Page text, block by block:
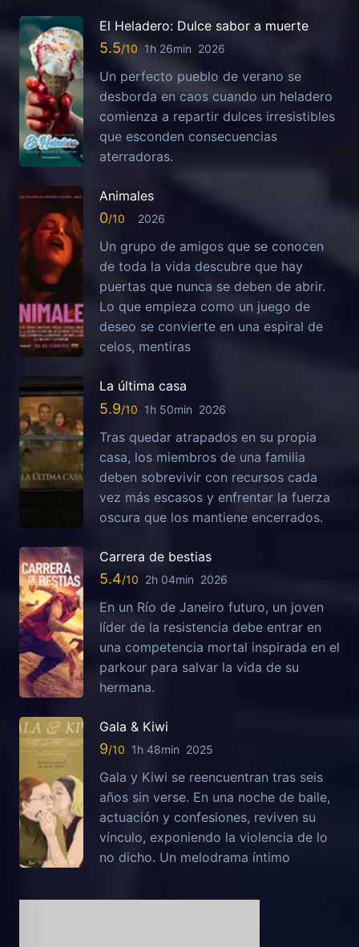
El Heladero: Dulce sabor a muerte
5.5 1h 26min 2026
Un perfecto pueblo de verano se
desborda en caos cuando un heladero
comienza a repartir dulces irresistibles
que esconden consecuencias
aterradoras.
Animales
0 2026
Un grupo de amigos que se conocen
de toda la vida descubre que hay
puertas que nunca se deben de abrir.
Lo que empieza como un juego de
deseo se convierte en una espiral de
celos, mentiras
La última casa
5.9 1h 50min 2026
Tras quedar atrapados en su propia
casa, los miembros de una familia
deben sobrevivir con recursos cada
vez más escasos y enfrentar la fuerza
oscura que los mantiene encerrados.
Carrera de bestias
5.4 2h 04min 2026
En un Río de Janeiro futuro, un joven
líder de la resistencia debe entrar en
una competencia mortal inspirada en el
parkour para salvar la vida de su
hermana.
Gala & Kiwi
9 1h 48min 2025
Gala y Kiwi se reencuentran tras seis
años sin verse. En una noche de baile,
actuación y confesiones, reviven su
vínculo, exponiendo la violencia de lo
no dicho. Un melodrama íntimo